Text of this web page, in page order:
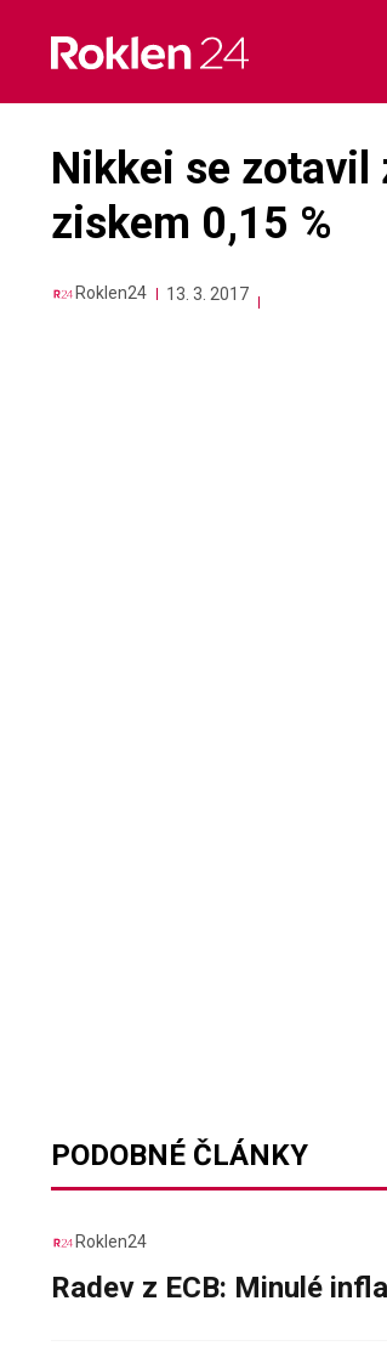
content
Nikkei se zotavil
ziskem 0,15 %
Roklen24 13. 3. 2017
PODOBNÉ ČLÁNKY
Roklen24
Radev z ECB: Minulé